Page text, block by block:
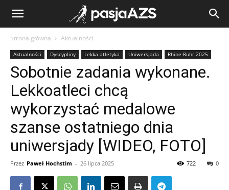
Strona główna Aktualności
Aktualności Dyscypliny Lekka atletyka Uniwersjada Rhine-Ruhr 2025
Sobotnie zadania wykonane.
Lekkoatleci chcą
wykorzystać medalowe
szanse ostatniego dnia
uniwersjady [WIDEO, FOTO]
Przez Paweł Hochstim - 26 lipca 2025 0
722